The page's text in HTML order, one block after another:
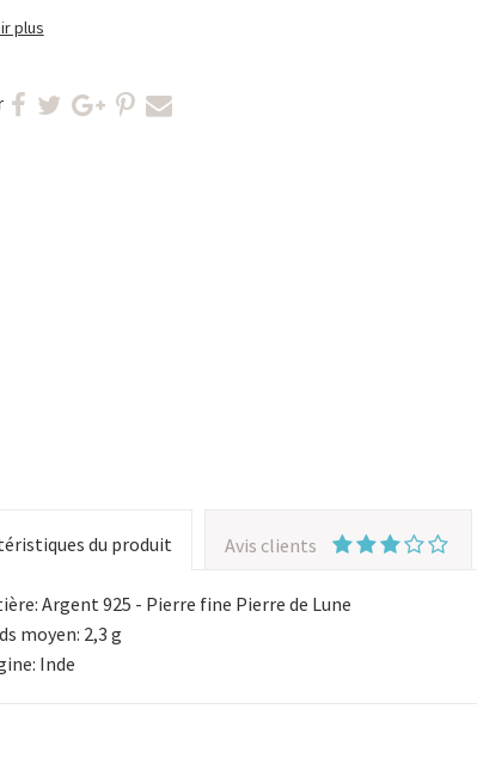
plus
du produit Avis clients
Argent 925 - Pierre fine Pierre de Lune
moyen: 2,3 g
Inde